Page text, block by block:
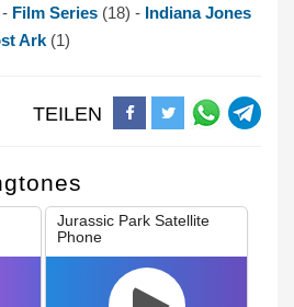
Film Series (18) - Indiana Jones
Ark (1)
TEILEN
Jurassic Park Satellite
Phone